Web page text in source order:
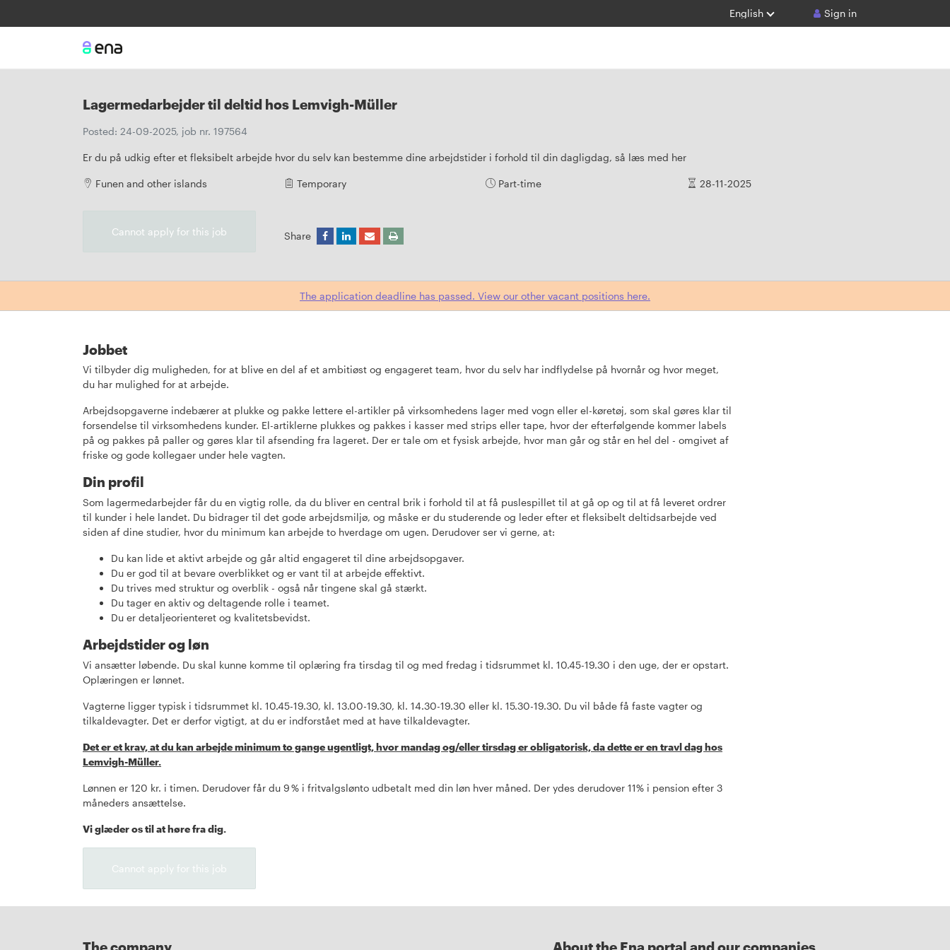
English Sign in
Lagermedarbejder til deltid hos Lemvigh-Müller
Posted: 24-09-2025, job nr. 197564
Er du på udkig efter et fleksibelt arbejde hvor du selv kan bestemme dine arbejdstider i forhold til din dagligdag, så læs med her
Funen and other islands Temporary Part-time 28-11-2025
Cannot apply for this job Share
The application deadline has passed. View our other vacant positions here.
Jobbet
Vi tilbyder dig muligheden, for at blive en del af et ambitiøst og engageret team, hvor du selv har indflydelse på hvornår og hvor meget,
du har mulighed for at arbejde.
Arbejdsopgaverne indebærer at plukke og pakke lettere el-artikler på virksomhedens lager med vogn eller el-køretøj, som skal gøres klar til
forsendelse til virksomhedens kunder. El-artiklerne plukkes og pakkes i kasser med strips eller tape, hvor der efterfølgende kommer labels
på og pakkes på paller og gøres klar til afsending fra lageret. Der er tale om et fysisk arbejde, hvor man går og står en hel del - omgivet af
friske og gode kollegaer under hele vagten.
Din profil
Som lagermedarbejder får du en vigtig rolle, da du bliver en central brik i forhold til at få puslespillet til at gå op og til at få leveret ordrer
til kunder i hele landet. Du bidrager til det gode arbejdsmiljø, og måske er du studerende og leder efter et fleksibelt deltidsarbejde ved
siden af dine studier, hvor du minimum kan arbejde to hverdage om ugen. Derudover ser vi gerne, at:
Du kan lide et aktivt arbejde og går altid engageret til dine arbejdsopgaver.
Du er god til at bevare overblikket og er vant til at arbejde effektivt.
Du trives med struktur og overblik - også når tingene skal gå stærkt.
Du tager en aktiv og deltagende rolle i teamet.
Du er detaljeorienteret og kvalitetsbevidst.
Arbejdstider og løn
Vi ansætter løbende. Du skal kunne komme til oplæring fra tirsdag til og med fredag i tidsrummet kl. 10.45-19.30 i den uge, der er opstart.
Oplæringen er lønnet.
Vagterne ligger typisk i tidsrummet kl. 10.45-19.30, kl. 13.00-19.30, kl. 14.30-19.30 eller kl. 15.30-19.30. Du vil både få faste vagter og
tilkaldevagter. Det er derfor vigtigt, at du er indforstået med at have tilkaldevagter.
Det er et krav, at du kan arbejde minimum to gange ugentligt, hvor mandag og/eller tirsdag er obligatorisk, da dette er en travl dag hos
Lemvigh-Müller.
Lønnen er 120 kr. i timen. Derudover får du 9 % i fritvalgslønto udbetalt med din løn hver måned. Der ydes derudover 11% i pension efter 3
måneders ansættelse.
Vi glæder os til at høre fra dig.
Cannot apply for this job